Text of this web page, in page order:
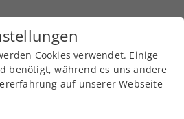
Cookies verwendet. Einige
benötigt, während es uns andere
auf unserer Webseite